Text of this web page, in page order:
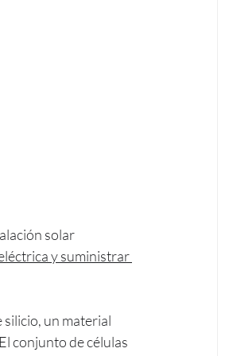
solar
y suministrar
silicio, un material
conjunto de células